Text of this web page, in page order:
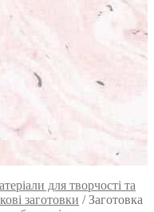
для творчості та
заготовки /Заготовка